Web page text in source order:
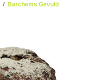
/ Barchems Gevuld